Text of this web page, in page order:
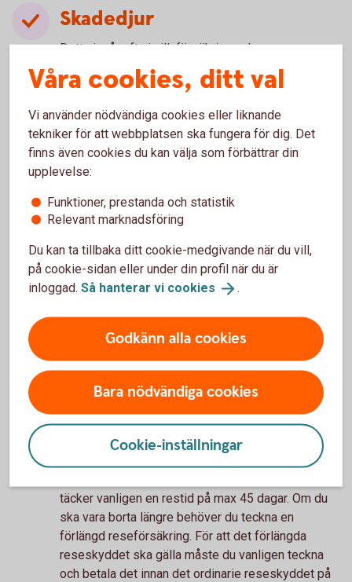
Skadedjur
Detta ingår ofta i villaförsäkring och
fritidshusförsäkring. Vanligt är att ersättning ges
till bekämpning av skadedjur, men däremot inte
upp vad som gäller för din specifika försäkring.
Hussvamp
Villkoren för ersättning varierar mycket mellan
olika försäkringar. Kolla upp vad som gäller för din
specifika försäkring.
Byggnad och tomtmark
Ger ersättning för stöld och skadegörelse på
byggnad och tomtmark. Se upp med avdrag för
Reseförsäkring
Täcker vanligtvis avbeställning av resa eller
kostnader på resan vid akut sjukdom och
olycksfall. Dessutom ersätts försening av resenär
eller bagage till resmålet men här gäller alltid en
viss karenstid. Det finns undantag gällande
täcker vanligen en restid på max 45 dagar. Om du
ska vara borta längre behöver du teckna en
förlängd reseförsäkring. För att det förlängda
reseskyddet ska gälla måste du vanligen teckna
och betala det innan det ordinarie reseskyddet på
Våra cookies, ditt val
Vi använder nödvändiga cookies eller liknande
tekniker för att webbplatsen ska fungera för dig. Det
finns även cookies du kan välja som förbättrar din
upplevelse:
Funktioner, prestanda och statistik
Relevant marknadsföring
Du kan ta tillbaka ditt cookie-medgivande när du vill,
på cookie-sidan eller under din profil när du är
inloggad. Så hanterar vi cookies .
Godkänn alla cookies
Bara nödvändiga cookies
Cookie-inställningar